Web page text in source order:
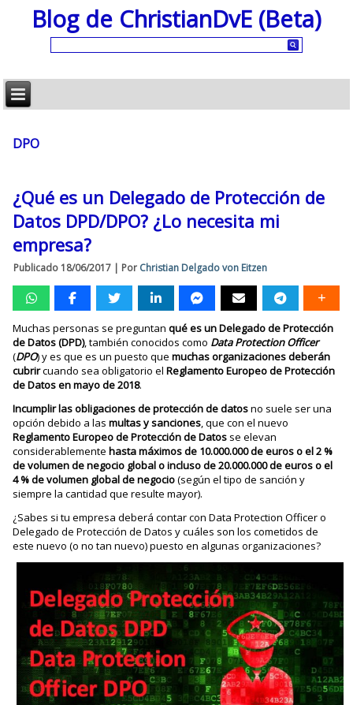
Blog de ChristianDvE (Beta)
DPO
¿Qué es un Delegado de Protección de
Datos DPD/DPO? ¿Lo necesita mi
empresa?
Publicado 18/06/2017 | Por Christian Delgado von Eitzen
Muchas personas se preguntanqué es un Delegado de Protección
de Datos (DPD), también conocidos como Data Protection Officer
(DPO) y es que es un puesto quemuchas organizaciones deberán
cubrircuando sea obligatorio elReglamento Europeo de Protección
de Datos en mayo de 2018.
Incumplir las obligaciones de protección de datosno suele ser una
opción debido a lasmultas y sanciones, que con el nuevo
Reglamento Europeo de Protección de Datos se elevan
considerablementehasta máximos de 10.000.000 de euros o el 2 %
de volumen de negocio global o incluso de 20.000.000 de euros o el
4 % de volumen global de negocio(según el tipo de sanción y
siempre la cantidad que resulte mayor).
¿Sabes si tu empresa deberá contar con Data Protection Officer o
Delegado de Protección de Datos y cuáles son los cometidos de
este nuevo (o no tan nuevo) puesto en algunas organizaciones?